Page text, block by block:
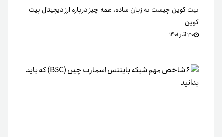
بیت کوین چیست به زبان ساده، همه چیز درباره ارز دیجیتال بیت
کوین
۳۰ آذر ۱۴۰۱